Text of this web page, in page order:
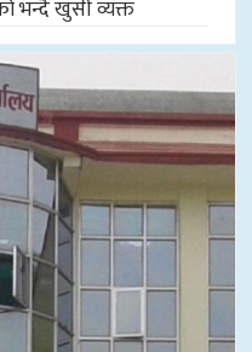
भन्दै खुसी व्यक्त